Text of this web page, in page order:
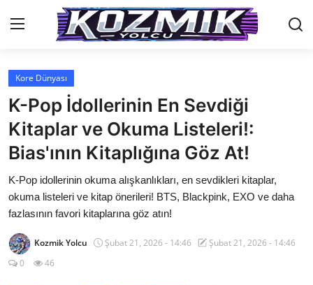
Anasayfa
İletişim
Genel
Anime Önerileri
Kore Dünyası
Anime Karakterleri
Kore Dünyası
K-Pop İdollerinin En Sevdiği
Kitaplar ve Okuma Listeleri!:
Bias'ının Kitaplığına Göz At!
K-Pop idollerinin okuma alışkanlıkları, en sevdikleri kitaplar,
okuma listeleri ve kitap önerileri! BTS, Blackpink, EXO ve daha
fazlasının favori kitaplarına göz atın!
Kozmik Yolcu Şubat 21, 2026 - 14:46
Şubat 21, 2026 - 14:46
0
46